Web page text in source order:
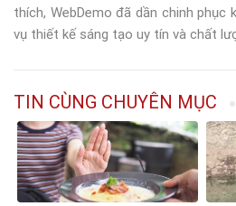
thích, WebDemo đã dần chinh phục
vụ thiết kế sáng tạo uy tín và chất
TIN CÙNG CHUYÊN MỤC